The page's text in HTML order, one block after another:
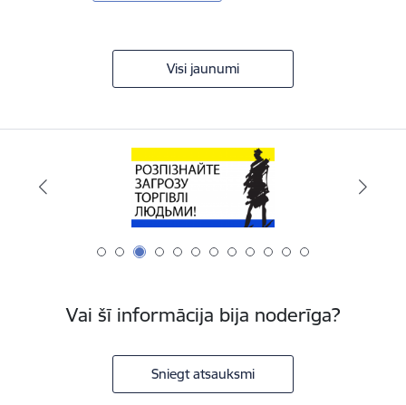
Visi jaunumi
Vai šī informācija bija noderīga?
Sniegt atsauksmi